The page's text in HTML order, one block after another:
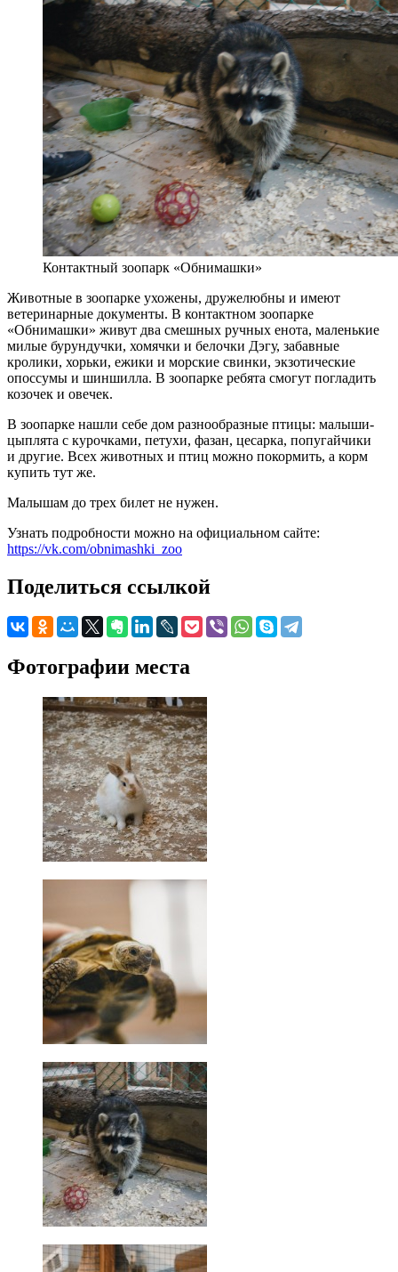
Контактный зоопарк «Обнимашки»
Животные в зоопарке ухожены, дружелюбны и имеют
ветеринарные документы. В контактном зоопарке
«Обнимашки» живут два смешных ручных енота, маленькие
милые бурундучки, хомячки и белочки Дэгу, забавные
кролики, хорьки, ежики и морские свинки, экзотические
опоссумы и шиншилла. В зоопарке ребята смогут погладить
козочек и овечек.
В зоопарке нашли себе дом разнообразные птицы: малыши-
цыплята с курочками, петухи, фазан, цесарка, попугайчики
и другие. Всех животных и птиц можно покормить, а корм
купить тут же.
Малышам до трех билет не нужен.
Узнать подробности можно на официальном сайте:
https://vk.com/obnimashki_zoo
Поделиться ссылкой
Фотографии места